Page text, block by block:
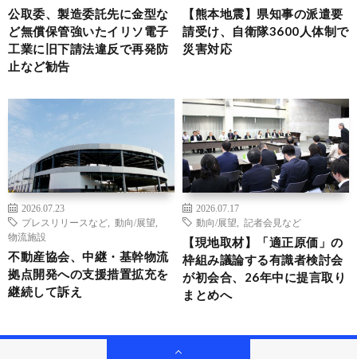
公取委、製造委託先に金型な
ど無償保管強いたイリソ電子
工業に旧下請法違反で再発防
止など勧告
【熊本地震】県知事の派遣要
請受け、自衛隊3600人体制で
災害対応
2026.07.23
プレスリリースなど
動向/展望
物流施設
不動産協会、中継・基幹物流
拠点開発への支援措置拡充を
継続して訴え
2026.07.17
動向/展望
記者会見など
【現地取材】「適正原価」の
枠組み議論する有識者検討会
が初会合、26年中に提言取り
まとめへ